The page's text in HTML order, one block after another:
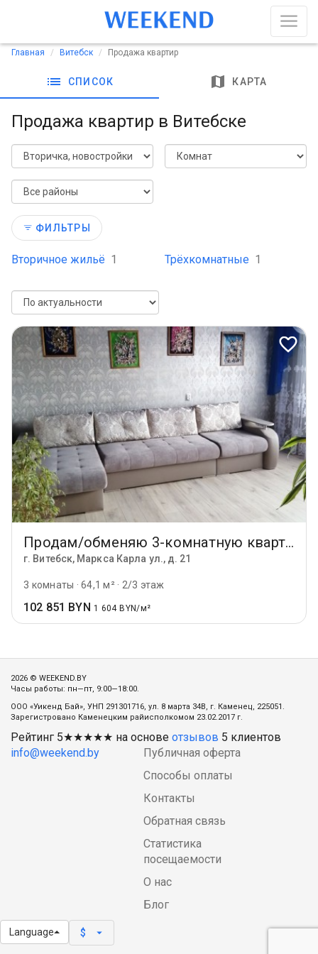
Главная Витебск Продажа квартир
list СПИСОК map КАРТА
Продажа квартир в Витебске
ФИЛЬТРЫ
Вторичное жильё 1 Трёхкомнатные 1
Продам/обменяю 3-комнатную квартиру
г. Витебск, Маркса Карла ул., д. 21
3 комнаты · 64,1 м² · 2/3 этаж
102 851 BYN 1 604 BYN/м²
2026 © WEEKEND.BY
Часы работы: пн—пт, 9:00—18:00.
ООО «Уикенд Бай», УНП 291301716, ул. 8 марта 34В, г. Каменец, 225051.
Зарегистровано Каменецким райисполкомом 23.02.2017 г.
Рейтинг 5★★★★★ на основе отзывов 5 клиентов
info@weekend.by
Публичная оферта
Способы оплаты
Контакты
Обратная связь
Статистика
посещаемости
О нас
Блог
Language $ arrow_drop_down